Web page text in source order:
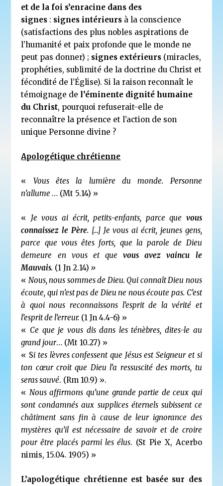
et de la foi s’enracine dans des
signes : signes intérieurs à la conscience
(satisfactions des plus nobles aspirations de
l’humanité et paix profonde que le monde ne
peut pas donner) ; signes extérieurs (miracles,
prophéties, sublimité de la doctrine du Christ et
fécondité de l’Église). Si la raison reconnaît le
témoignage de l’éminente dignité humaine
du Christ, pourquoi refuserait-elle de
reconnaître la présence et l’action de son
unique Personne divine ?
Apologétique chrétienne
« Vous êtes la lumière du monde. Personne
n’allume … (Mt 5.14) »
« Je vous ai écrit, petits-enfants, parce que vous
connaissez le Père. […] Je vous ai écrit, jeunes gens,
parce que vous êtes forts, que la parole de Dieu
demeure en vous et quevous avez vaincu le
Mauvais. (1 Jn 2.14) »
« Nous, nous sommes de Dieu. Qui connaît Dieu nous
écoute, qui n’est pas de Dieu ne nous écoute pas. C’est
à quoi nous reconnaissons l’esprit de la vérité et
l’esprit de l’erreur. (1 Jn 4.4-6) »
« Ce que je vous dis dans les ténèbres, dites-le au
grand jour… (Mt 10.27) »
« Si tes lèvres confessent que Jésus est Seigneur et si
ton cœur croit que Dieu l’a ressuscité des morts, tu
seras sauvé. (Rm 10.9) ».
« Nous affirmons qu’une grande partie de ceux qui
sont condamnés aux supplices éternels subissent ce
châtiment sans fin à cause de leur ignorance des
mystères qu’il est nécessaire de savoir et de croire
pour être placés parmi les élus. (St Pie X, Acerbo
nimis, 15.04. 1905) »
L’apologétique chrétienne est basée sur des